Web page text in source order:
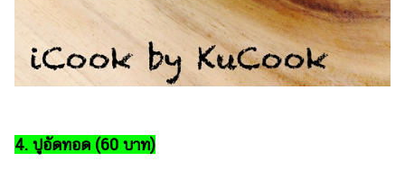
4. ปูอัดทอด (60 บาท)